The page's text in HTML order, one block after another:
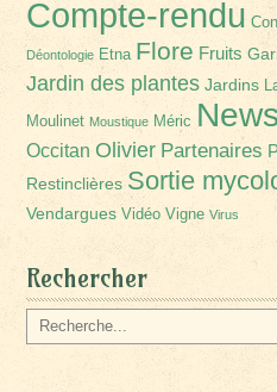
Compte-rendu
Déontologie Etna Flore Fruits
Jardin des plantes Jardins
Moulinet Moustique Méric
Occitan Olivier Partenaires
Restinclières Sortie
Vendargues Vidéo Vigne Virus
Rechercher